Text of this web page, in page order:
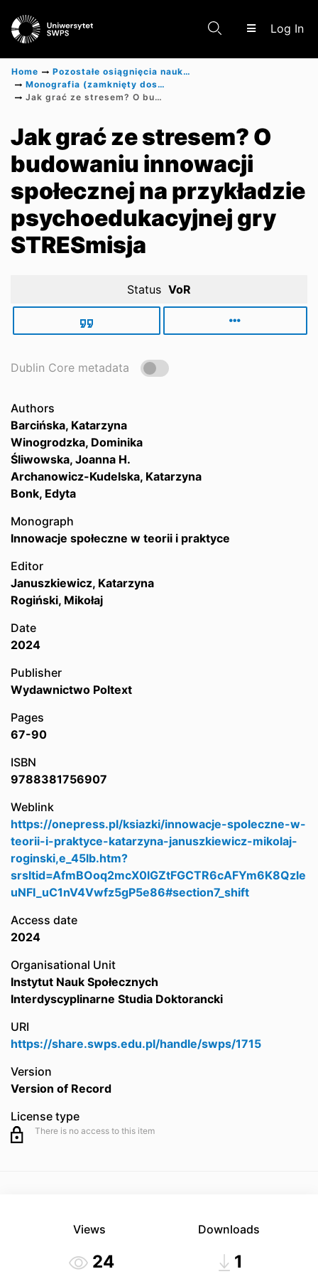
Log In
Communities & Collections
Scientific research results
Home
Pozostałe osiągnięcia naukowe
Monografia (zamknięty dostęp)
Jak grać ze stresem? O budowaniu innowacji społecznej na przykładzie psychoedukacyjnej gry STRESmisja
Jak grać ze stresem? O
budowaniu innowacji
społecznej na przykładzie
psychoedukacyjnej gry
STRESmisja
Status VoR
Dublin Core metadata
Authors
Barcińska, Katarzyna
Winogrodzka, Dominika
Śliwowska, Joanna H.
Archanowicz-Kudelska, Katarzyna
Bonk, Edyta
Monograph
Innowacje społeczne w teorii i praktyce
Editor
Januszkiewicz, Katarzyna
Rogiński, Mikołaj
Date
2024
Publisher
Wydawnictwo Poltext
Pages
67-90
ISBN
9788381756907
Weblink
https://onepress.pl/ksiazki/innowacje-spoleczne-w-
teorii-i-praktyce-katarzyna-januszkiewicz-mikolaj-
roginski,e_45lb.htm?
srsltid=AfmBOoq2mcX0lGZtFGCTR6cAFYm6K8Qzle
uNFI_uC1nV4Vwfz5gP5e86#section7_shift
Access date
2024
Organisational Unit
Instytut Nauk Społecznych
Interdyscyplinarne Studia Doktorancki
URI
https://share.swps.edu.pl/handle/swps/1715
Version
Version of Record
License type
There is no access to this item
Views
24
Downloads
1